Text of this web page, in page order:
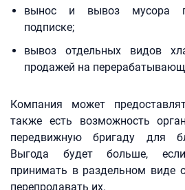
вынос и вывоз мусора
подписке;
вывоз отдельных видов
продажей на
Компания может
также есть возможность
передвижную бригаду для
Выгода будет больше,
принимать в раздельном виде
перепродавать их.